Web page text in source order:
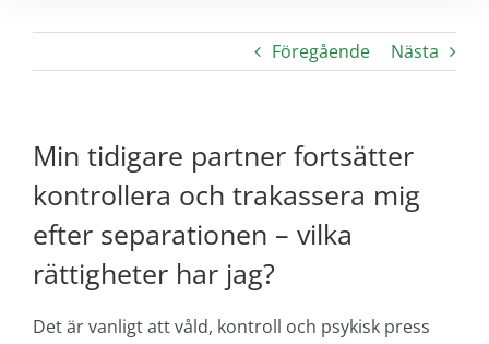
Föregående Nästa
Min tidigare partner fortsätter
kontrollera och trakassera mig
efter separationen – vilka
rättigheter har jag?
Det är vanligt att våld, kontroll och psykisk press